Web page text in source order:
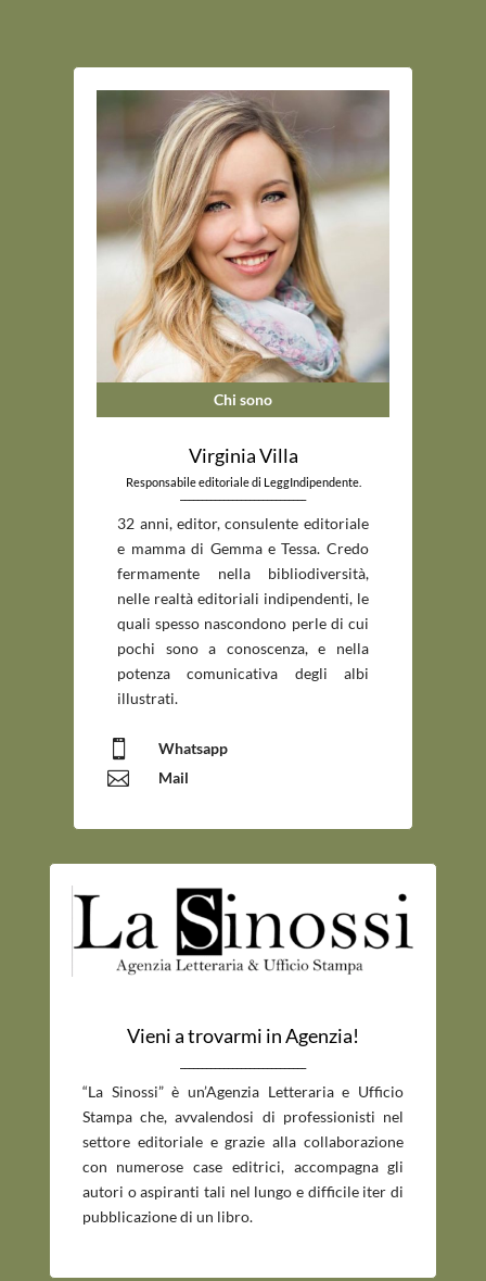
Chi sono
Virginia Villa
Responsabile editoriale di LeggIndipendente.
_____________________________
32 anni, editor, consulente editoriale
e mamma di Gemma e Tessa. Credo
fermamente nella bibliodiversità,
nelle realtà editoriali indipendenti, le
quali spesso nascondono perle di cui
pochi sono a conoscenza, e nella
potenza comunicativa degli albi
illustrati.
 Whatsapp
 Mail
Vieni a trovarmi in Agenzia!
“La Sinossi” è un’Agenzia Letteraria e Ufficio
Stampa che, avvalendosi di professionisti nel
settore editoriale e grazie alla collaborazione
con numerose case editrici, accompagna gli
autori o aspiranti tali nel lungo e difficile iter di
pubblicazione di un libro.